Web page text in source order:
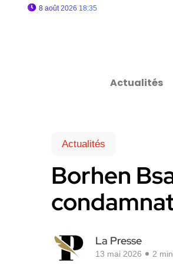
8 août 2026 18:35
Actualités
Actualités
Borhen
La Presse
13 mai 2026 2